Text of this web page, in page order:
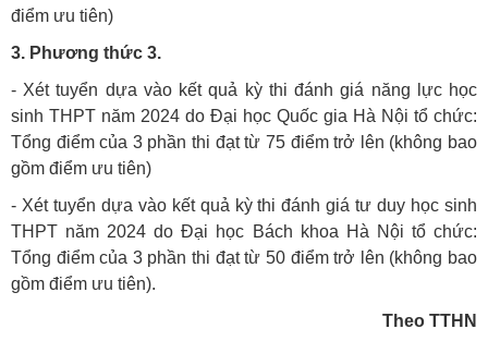
điểm ưu tiên)
3. Phương thức 3.
- Xét tuyển dựa vào kết quả kỳ thi đánh giá năng lực học
sinh THPT năm 2024 do Đại học Quốc gia Hà Nội tổ chức:
Tổng điểm của 3 phần thi đạt từ 75 điểm trở lên (không bao
gồm điểm ưu tiên)
- Xét tuyển dựa vào kết quả kỳ thi đánh giá tư duy học sinh
THPT năm 2024 do Đại học Bách khoa Hà Nội tổ chức:
Tổng điểm của 3 phần thi đạt từ 50 điểm trở lên (không bao
gồm điểm ưu tiên).
Theo TTHN